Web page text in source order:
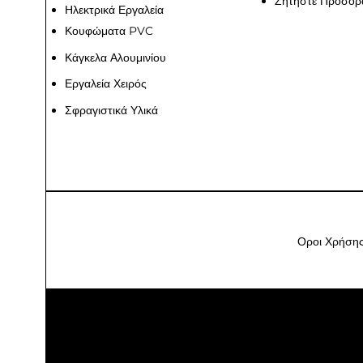
Ηλεκτρικά Εργαλεία
Κουφώματα PVC
Κάγκελα Αλουμινίου
Εργαλεία Χειρός
Σφραγιστικά Υλικά
Οροι Χρήσης